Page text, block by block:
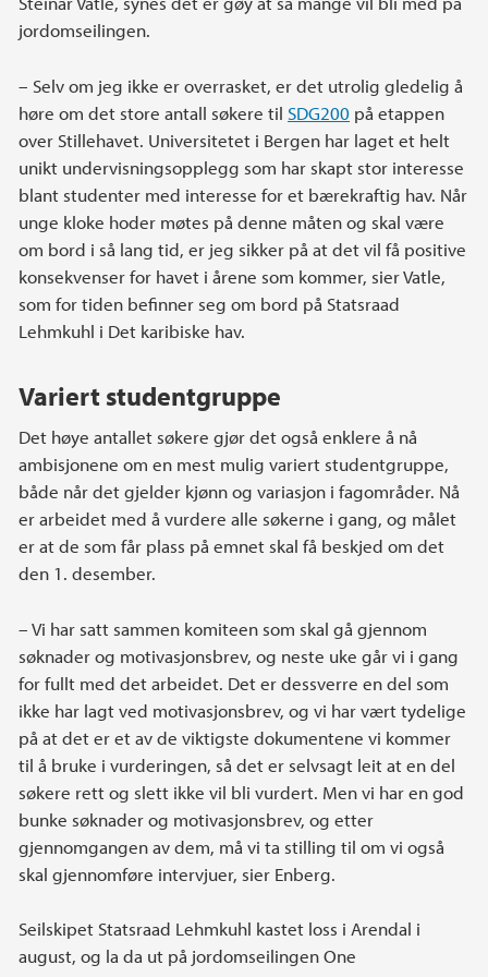
jordomseilingen.
– Selv om jeg ikke er overrasket, er det utrolig gledelig å
høre om det store antall søkere til SDG200 på etappen
over Stillehavet. Universitetet i Bergen har laget et helt
unikt undervisningsopplegg som har skapt stor interesse
blant studenter med interesse for et bærekraftig hav. Når
unge kloke hoder møtes på denne måten og skal være
om bord i så lang tid, er jeg sikker på at det vil få positive
konsekvenser for havet i årene som kommer, sier Vatle,
som for tiden befinner seg om bord på Statsraad
Lehmkuhl i Det karibiske hav.
Variert studentgruppe
Det høye antallet søkere gjør det også enklere å nå
ambisjonene om en mest mulig variert studentgruppe,
både når det gjelder kjønn og variasjon i fagområder. Nå
er arbeidet med å vurdere alle søkerne i gang, og målet
er at de som får plass på emnet skal få beskjed om det
den 1. desember.
– Vi har satt sammen komiteen som skal gå gjennom
søknader og motivasjonsbrev, og neste uke går vi i gang
for fullt med det arbeidet. Det er dessverre en del som
ikke har lagt ved motivasjonsbrev, og vi har vært tydelige
på at det er et av de viktigste dokumentene vi kommer
til å bruke i vurderingen, så det er selvsagt leit at en del
søkere rett og slett ikke vil bli vurdert. Men vi har en god
bunke søknader og motivasjonsbrev, og etter
gjennomgangen av dem, må vi ta stilling til om vi også
skal gjennomføre intervjuer, sier Enberg.
Seilskipet Statsraad Lehmkuhl kastet loss i Arendal i
august, og la da ut på jordomseilingen One